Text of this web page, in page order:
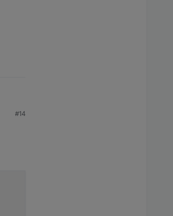
#14